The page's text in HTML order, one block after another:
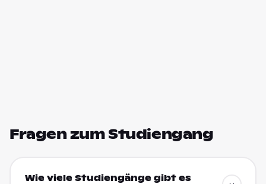
Fragen zum Studiengang
Wie viele Studiengänge gibt es